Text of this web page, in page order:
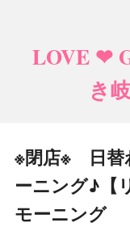
LOVE ❤
き
※閉店※ 日替
ーニング♪【
モーニング